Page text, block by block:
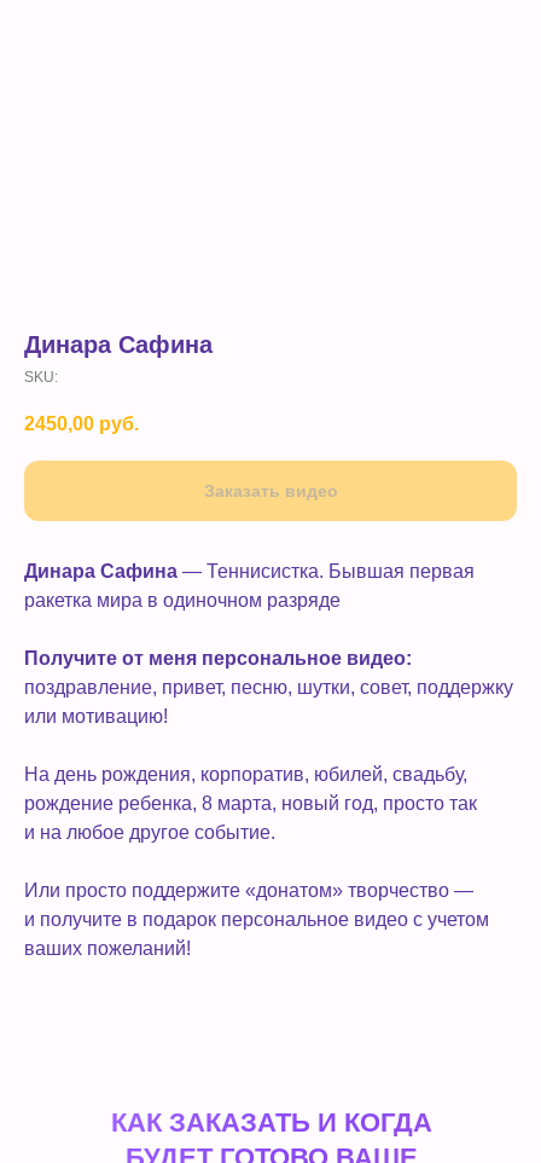
Динара Сафина
SKU:
2450,00 руб.
Заказать видео
Динара Сафина — Теннисистка. Бывшая первая
ракетка мира в одиночном разряде
Получите от меня персональное видео:
поздравление, привет, песню, шутки, совет, поддержку
или мотивацию!
На день рождения, корпоратив, юбилей, свадьбу,
рождение ребенка, 8 марта, новый год, просто так
и на любое другое событие.
Или просто поддержите «донатом» творчество —
и получите в подарок персональное видео с учетом
ваших пожеланий!
КАК ЗАКАЗАТЬ И КОГДА